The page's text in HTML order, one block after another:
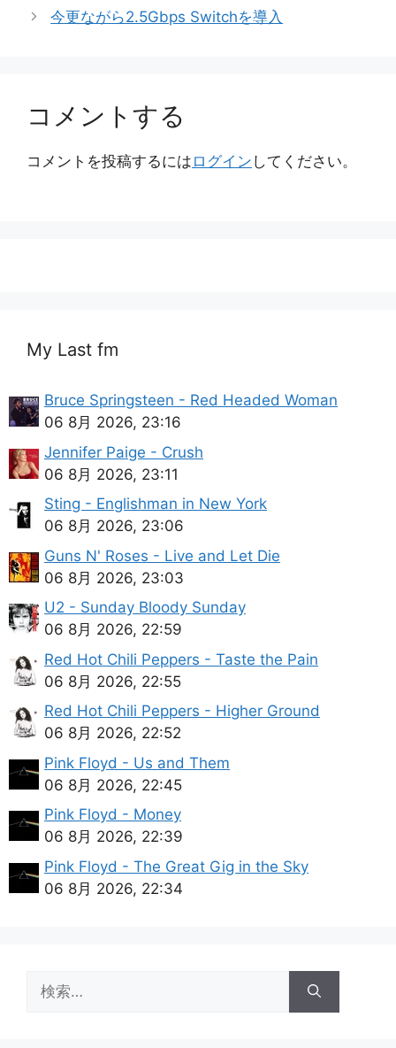
リ
今更ながら2.5Gbps Switchを導入
コメントする
コメントを投稿するには ログイン してください。
My Last fm
Bruce Springsteen - Red Headed Woman
06 8月 2026, 23:16
Jennifer Paige - Crush
06 8月 2026, 23:11
Sting - Englishman in New York
06 8月 2026, 23:06
Guns N' Roses - Live and Let Die
06 8月 2026, 23:03
U2 - Sunday Bloody Sunday
06 8月 2026, 22:59
Red Hot Chili Peppers - Taste the Pain
06 8月 2026, 22:55
Red Hot Chili Peppers - Higher Ground
06 8月 2026, 22:52
Pink Floyd - Us and Them
06 8月 2026, 22:45
Pink Floyd - Money
06 8月 2026, 22:39
Pink Floyd - The Great Gig in the Sky
06 8月 2026, 22:34
索: